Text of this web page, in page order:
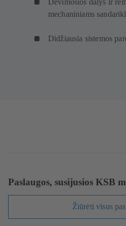
mechaniniams
Didžiausia sistemos
Paslaugos, susijusios KSB
Žiūrėti visus